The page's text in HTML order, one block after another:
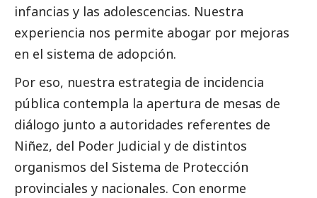
infancias y las adolescencias. Nuestra
experiencia nos permite abogar por mejoras
en el sistema de adopción.
Por eso, nuestra estrategia de incidencia
pública contempla la apertura de mesas de
diálogo junto a autoridades referentes de
Niñez, del Poder Judicial y de distintos
organismos del Sistema de Protección
provinciales y nacionales. Con enorme